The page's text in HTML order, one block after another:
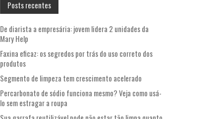
Posts recentes
De diarista a empresária: jovem lidera 2 unidades da
Mary Help
Faxina eficaz: os segredos por trás do uso correto dos
produtos
Segmento de limpeza tem crescimento acelerado
Percarbonato de sódio funciona mesmo? Veja como usá-
lo sem estragar a roupa